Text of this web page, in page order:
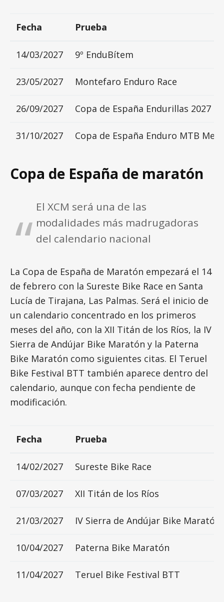
Fecha Prueba
14/03/2027 9º EnduBítem
23/05/2027 Montefaro Enduro Race
26/09/2027 Copa de España Endurillas 2027
31/10/2027 Copa de España Enduro MTB
Copa de España de maratón
El XCM será una de las
modalidades más madrugadoras
del calendario nacional
La Copa de España de Maratón empezará el 14
de febrero con la Sureste Bike Race en Santa
Lucía de Tirajana, Las Palmas. Será el inicio de
un calendario concentrado en los primeros
meses del año, con la XII Titán de los Ríos, la IV
Sierra de Andújar Bike Maratón y la Paterna
Bike Maratón como siguientes citas. El Teruel
Bike Festival BTT también aparece dentro del
calendario, aunque con fecha pendiente de
modificación.
Fecha Prueba
14/02/2027 Sureste Bike Race
07/03/2027 XII Titán de los Ríos
21/03/2027 IV Sierra de Andújar Bike Maratón
10/04/2027 Paterna Bike Maratón
11/04/2027 Teruel Bike Festival BTT